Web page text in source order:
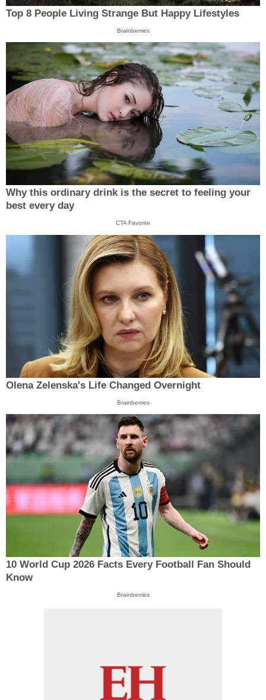
Top 8 People Living Strange But Happy Lifestyles
Brainberries
Why this ordinary drink is the secret to feeling your
best every day
CTA Favorite
Olena Zelenska's Life Changed Overnight
Brainberries
10 World Cup 2026 Facts Every Football Fan Should
Know
Brainberries